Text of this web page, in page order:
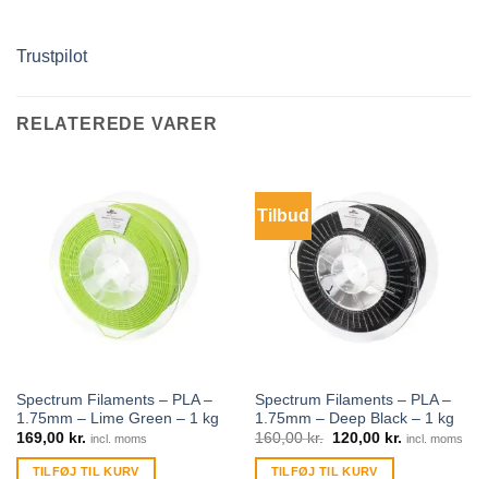
Trustpilot
RELATEREDE VARER
Spectrum Filaments – PLA –
1.75mm – Lime Green – 1 kg
169,00 kr. incl. moms
TILFØJ TIL KURV
Tilbud
Spectrum Filaments – PLA –
1.75mm – Deep Black – 1 kg
160,00kr. 120,00 kr. incl. moms
TILFØJ TIL KURV